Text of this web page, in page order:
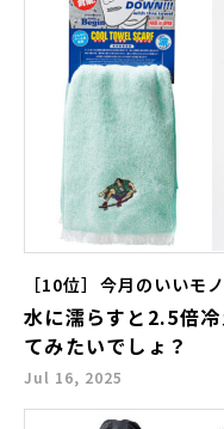
［10位］今月のいいモ
水に濡らすと2.5倍
てみたいでしょ？
Jul 16, 2025